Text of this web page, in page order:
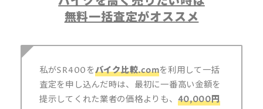
無料一括査定がオススメ
私がSR400をバイク比較.comを利用して一括
査定を申し込んだ時は、最初に一番高い金額を
提示してくれた業者の価格よりも、 40,000円